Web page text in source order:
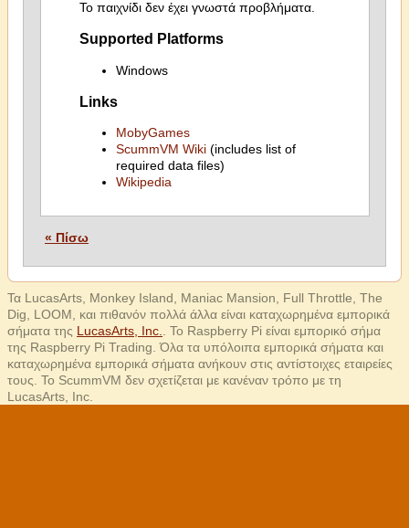
Το παιχνίδι δεν έχει γνωστά προβλήματα.
Supported Platforms
Windows
Links
MobyGames
ScummVM Wiki(includes list of
required data files)
Wikipedia
« Πίσω
Τα LucasArts, Monkey Island, Maniac Mansion, Full Throttle, The
Dig, LOOM, και πιθανόν πολλά άλλα είναι καταχωρημένα εμπορικά
σήματα της LucasArts, Inc.
. Το Raspberry Pi είναι εμπορικό σήμα
της Raspberry Pi Trading. Όλα τα υπόλοιπα εμπορικά σήματα και
καταχωρημένα εμπορικά σήματα ανήκουν στις αντίστοιχες εταιρείες
τους. Το ScummVM δεν σχετίζεται με κανέναν τρόπο με τη
LucasArts, Inc.